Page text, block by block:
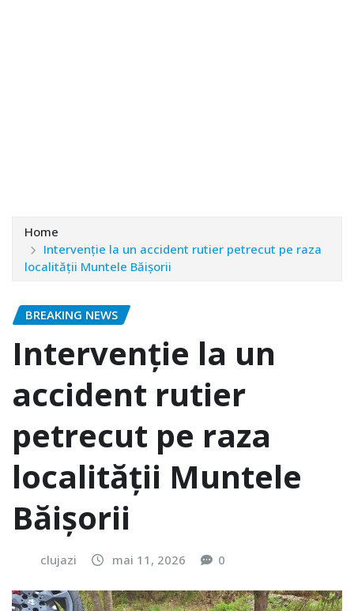
Home
Intervenție la un accident rutier petrecut pe raza
localității Muntele Băișorii
BREAKING NEWS
Intervenție la un
accident rutier
petrecut pe raza
localității Muntele
Băișorii
clujazi mai 11, 2026 0